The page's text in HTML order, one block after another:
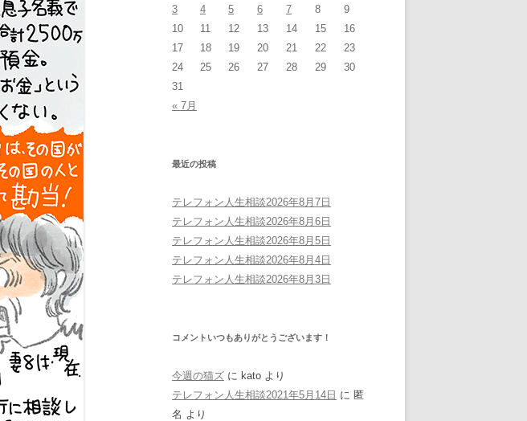
3
4 5 6 7 8
9
10
11 12 13 14 15
16
17
18 19 20 21 22
23
24
25 26 27 28 29
30
31
« 7月
最近の投稿
テレフォン人生相談2026年8月7日
テレフォン人生相談2026年8月6日
テレフォン人生相談2026年8月5日
テレフォン人生相談2026年8月4日
テレフォン人生相談2026年8月3日
コメントいつもありがとうございます！
今週の猫ズ に kato より
テレフォン人生相談2021年5月14日 に 匿
名 より